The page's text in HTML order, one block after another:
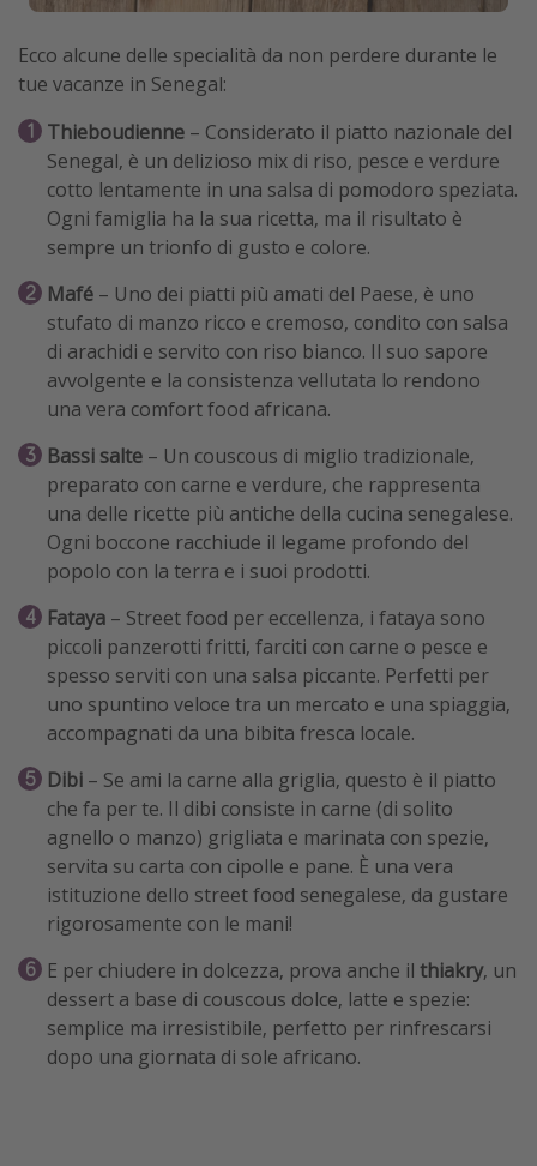
Ecco alcune delle specialità da non perdere durante le
tue vacanze in Senegal:
Thieboudienne – Considerato il piatto nazionale del
Senegal, è un delizioso mix di riso, pesce e verdure
cotto lentamente in una salsa di pomodoro speziata.
Ogni famiglia ha la sua ricetta, ma il risultato è
sempre un trionfo di gusto e colore.
Mafé – Uno dei piatti più amati del Paese, è uno
stufato di manzo ricco e cremoso, condito con salsa
di arachidi e servito con riso bianco. Il suo sapore
avvolgente e la consistenza vellutata lo rendono
una vera comfort food africana.
Bassi salte – Un couscous di miglio tradizionale,
preparato con carne e verdure, che rappresenta
una delle ricette più antiche della cucina senegalese.
Ogni boccone racchiude il legame profondo del
popolo con la terra e i suoi prodotti.
Fataya – Street food per eccellenza, i fataya sono
piccoli panzerotti fritti, farciti con carne o pesce e
spesso serviti con una salsa piccante. Perfetti per
uno spuntino veloce tra un mercato e una spiaggia,
accompagnati da una bibita fresca locale.
Dibi – Se ami la carne alla griglia, questo è il piatto
che fa per te. Il dibi consiste in carne (di solito
agnello o manzo) grigliata e marinata con spezie,
servita su carta con cipolle e pane. È una vera
istituzione dello street food senegalese, da gustare
rigorosamente con le mani!
E per chiudere in dolcezza, prova anche il thiakry, un
dessert a base di couscous dolce, latte e spezie:
semplice ma irresistibile, perfetto per rinfrescarsi
dopo una giornata di sole africano.